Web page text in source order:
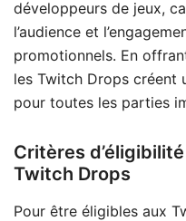
développeurs de jeux,
l’audience et
promotionnels. En
les Twitch Drops créent
pour toutes les parties
Critères
Twitch Drops
Pour être éligibles aux